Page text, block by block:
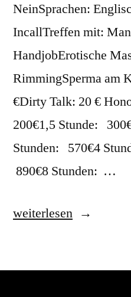
NeinSprachen:
IncallTreffen mit:
HandjobErotische
RimmingSperma am
€Dirty Talk: 20 €
200€1,5 Stunde:
Stunden: 570€4
890€8 Stunden: …
weiterlesen